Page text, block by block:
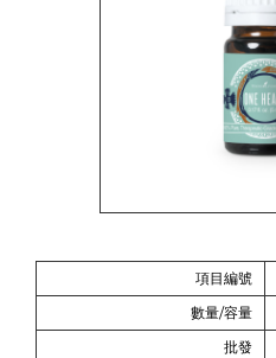
項目編號
數量/容量
批發